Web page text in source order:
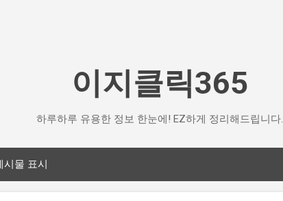
이지클릭365
하루하루 유용한 정보 한눈에! EZ하게 정리해드립니다.
시물 표시